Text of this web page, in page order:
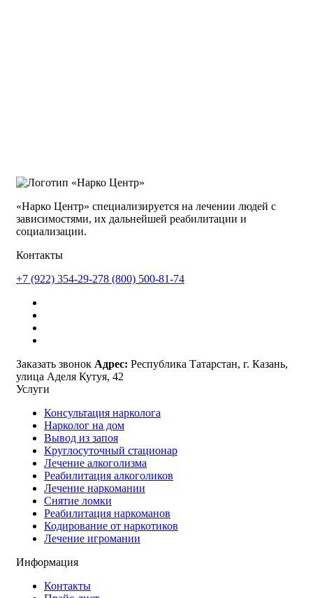
«Нарко Центр» специализируется на лечении людей с
зависимостями, их дальнейшей реабилитации и
социализации.
Контакты
+7 (922) 354-29-278 (800) 500-81-74
Заказать звонок Адрес: Республика Татарстан, г. Казань,
улица Аделя Кутуя, 42
Услуги
Консультация нарколога
Нарколог на дом
Вывод из запоя
Круглосуточный стационар
Лечение алкоголизма
Реабилитация алкоголиков
Лечение наркомании
Снятие ломки
Реабилитация наркоманов
Кодирование от наркотиков
Лечение игромании
Информация
Контакты